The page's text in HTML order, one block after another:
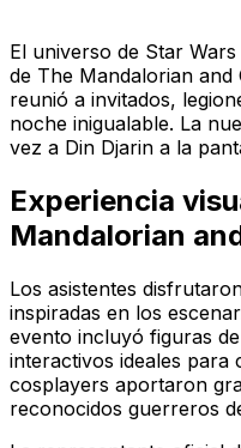
El universo de Star
de The Mandalorian
reunió a invitados,
noche inigualable. La
vez a Din Djarin a la
Experiencia
Mandalorian
Los asistentes
inspiradas en los
evento incluyó figuras
interactivos ideales
cosplayers aportaron
reconocidos guerreros